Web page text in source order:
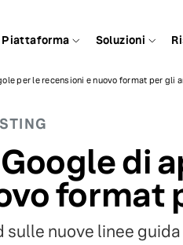
Piattaforma Soluzioni
per le recensioni e nuovo format per gli
di
format
sulle nuove linee